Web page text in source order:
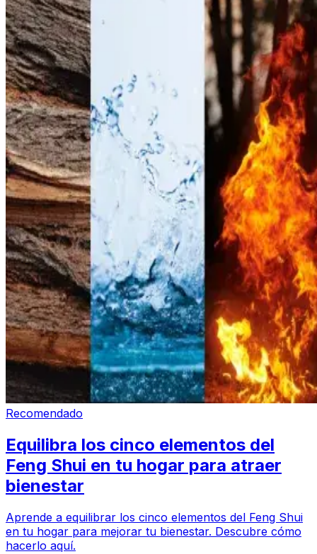
Recomendado
Equilibra los cinco elementos del
Feng Shui en tu hogar para atraer
bienestar
Aprende a equilibrar los cinco elementos del Feng Shui
en tu hogar para mejorar tu bienestar. Descubre cómo
hacerlo aquí.